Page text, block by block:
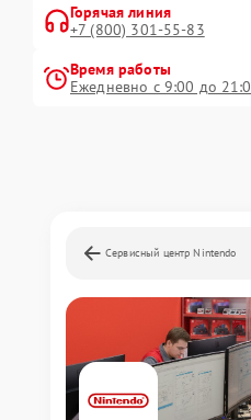
Горячая линия
+7 (800) 301-55-83
Время работы
Ежедневно с 9:00 до
Сервисный центр Nintendo